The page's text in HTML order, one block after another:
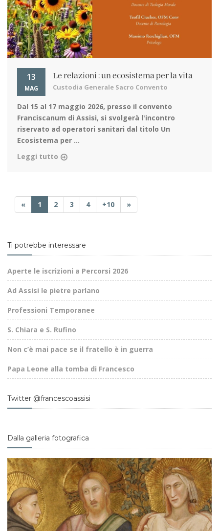
13
MAG
Le relazioni : un ecosistema per la vita
Custodia Generale Sacro Convento
Dal 15 al 17 maggio 2026, presso il convento
Franciscanum di Assisi, si svolgerà l'incontro
riservato ad operatori sanitari dal titolo Un
Ecosistema per ...
Leggi tutto
« 1 2 3 4 +10 »
Ti potrebbe interessare
Aperte le iscrizioni a Percorsi 2026
Ad Assisi le pietre parlano
Professioni Temporanee
S. Chiara e S. Rufino
Non c’è mai pace se il fratello è in guerra
Papa Leone alla tomba di Francesco
Twitter @francescoassisi
Dalla galleria fotografica